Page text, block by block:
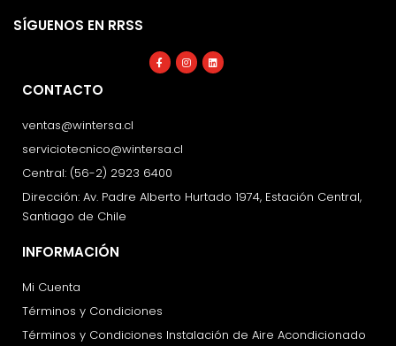
SÍGUENOS EN RRSS
Facebook-
f
Instagram
Linkedin
CONTACTO
ventas@wintersa.cl
serviciotecnico@wintersa.cl
Central: (56-2) 2923 6400
Dirección: Av. Padre Alberto Hurtado 1974, Estación Central,
Santiago de Chile
INFORMACIÓN
Mi Cuenta
Términos y Condiciones
Términos y Condiciones Instalación de Aire Acondicionado